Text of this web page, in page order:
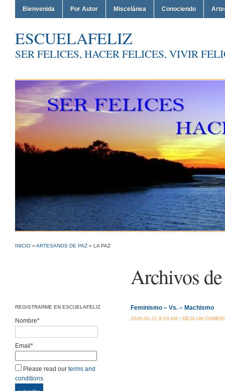
Bienvenida Por Autor Miscelánea Conociendo
ESCUELAFELIZ
SER FELICES, HACER FELICES, VIVIR
INICIO » ARTESANOS DE PAZ » LA PAZ
Archivos
REGISTRARME EN ESCUELAFELIZ
Nombre*
Email*
Please read our terms and
conditions
Feminismo – Vs. – Machismo
2026-01-11 9:53 AM / DEJA UN